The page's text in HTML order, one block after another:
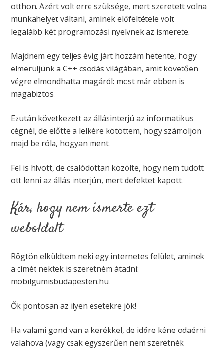
otthon. Azért volt erre szüksége, mert szeretett volna
munkahelyet váltani, aminek előfeltétele volt
legalább két programozási nyelvnek az ismerete.
Majdnem egy teljes évig járt hozzám hetente, hogy
elmerüljünk a C++ csodás világában, amit követően
végre elmondhatta magáról: most már ebben is
magabiztos.
Ezután következett az állásinterjú az informatikus
cégnél, de előtte a lelkére kötöttem, hogy számoljon
majd be róla, hogyan ment.
Fel is hívott, de csalódottan közölte, hogy nem tudott
ott lenni az állás interjún, mert defektet kapott.
Kár, hogy nem ismerte ezt
weboldalt
Rögtön elküldtem neki egy internetes felület, aminek
a címét nektek is szeretném átadni:
mobilgumisbudapesten.hu.
Ők pontosan az ilyen esetekre jók!
Ha valami gond van a kerékkel, de időre kéne odaérni
valahova (vagy csak egyszerűen nem szeretnék